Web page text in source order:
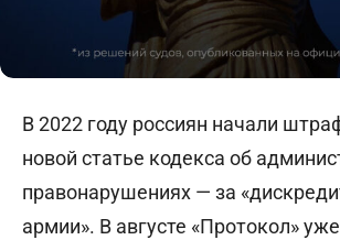
В 2022 году россиян начали
новой статье кодекса об
правонарушениях — за
армии». В августе «Протокол» уже